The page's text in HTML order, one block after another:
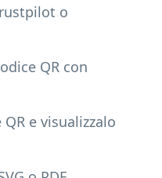
o
QR con
e visualizzalo